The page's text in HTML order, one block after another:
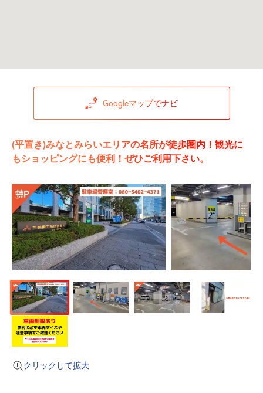
Googleマップでナビ
(平置き)みなとみらいエリアの名所が徒歩圏内！観光に
もショッピングにも便利！ぜひご利用下さい。
クリックして拡大